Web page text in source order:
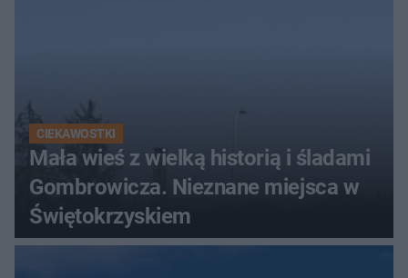
CIEKAWOSTKI
Mała wieś z wielką historią i śladami
Gombrowicza. Nieznane miejsca w
Świętokrzyskiem